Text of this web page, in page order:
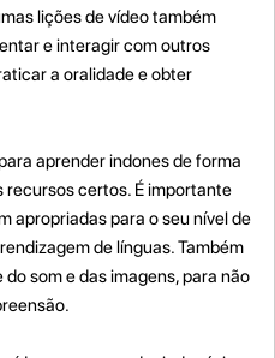
lições de vídeo também
e interagir com outros
a oralidade e obter
aprender indones de forma
recursos certos. É importante
apropriadas para o seu nível de
de línguas. Também
som e das imagens, para não